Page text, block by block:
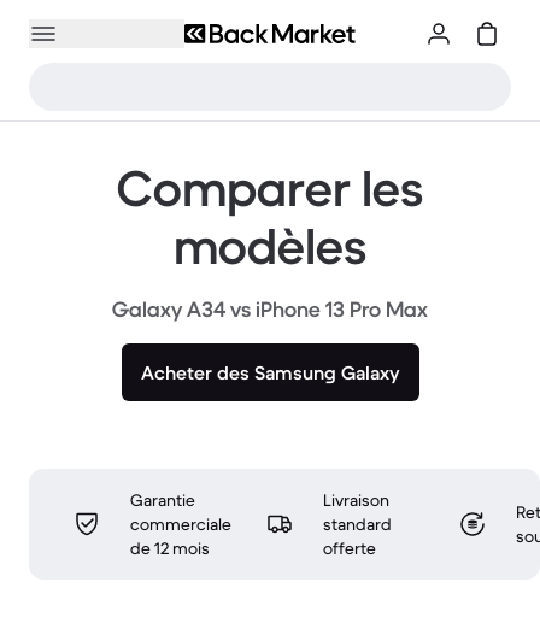
Comparer les
modèles
Galaxy A34 vs iPhone 13 Pro Max
Acheter des Samsung Galaxy
Garantie
commerciale
de 12 mois
Livraison
standard
offerte